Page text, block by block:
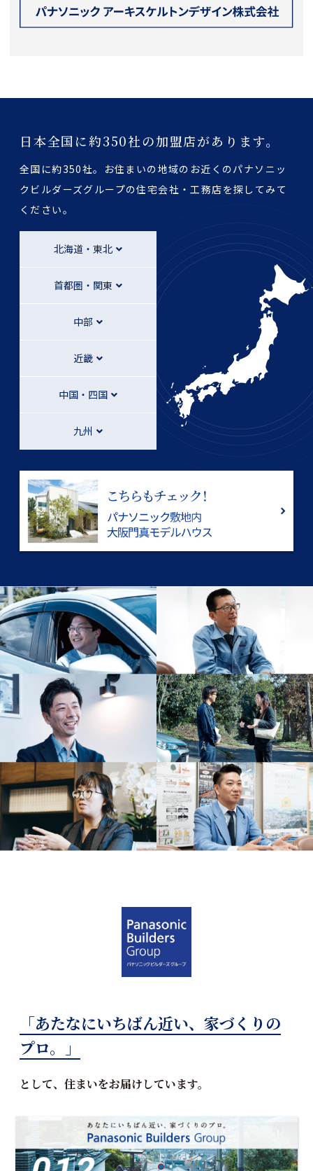
日本全国に約350社の加盟店があります。
全国に約350社。お住まいの地域のお近くのパナソニッ
クビルダーズグループの住宅会社・工務店を探してみて
ください。
北海道・東北
首都圏・関東
中部
近畿
中国・四国
九州
「あたなにいちばん近い、家づくりの
プロ。」
として、住まいをお届けしています。